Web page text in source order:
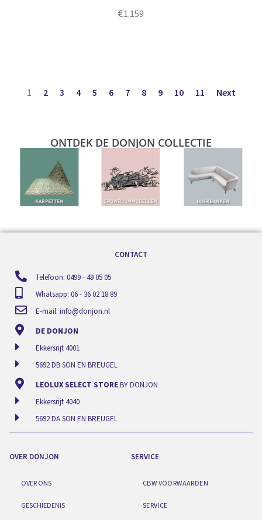
€1.159
1 2 3 4 5 6 7 8 9 10 11 Next
ONTDEK DE DONJON COLLECTIE
CONTACT
Telefoon: 0499 - 49 05 05
Whatsapp: 06 - 36 02 18 89
E-mail: info@donjon.nl
DE DONJON
Ekkersrijt 4001
5692 DB SON EN BREUGEL
LEOLUX SELECT STOREBY DONJON
Ekkersrijt 4040
5692 DA SON EN BREUGEL
OVER DONJON
OVER ONS
GESCHIEDENIS
SERVICE
CBW VOORWAARDEN
SERVICE